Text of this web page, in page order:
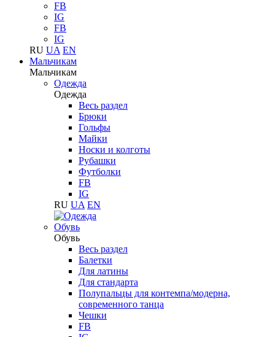
FB
IG
FB
IG
RU UA EN
Мальчикам
Мальчикам
Одежда
Одежда
Весь раздел
Брюки
Гольфы
Майки
Носки и колготы
Рубашки
Футболки
FB
IG
RU UA EN
Обувь
Обувь
Весь раздел
Балетки
Для латины
Для стандарта
Полупальцы для контемпа/модерна,
современного танца
Чешки
FB